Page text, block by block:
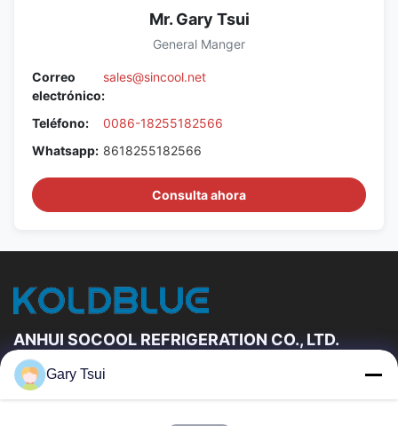
Mr. Gary Tsui
General Manger
Correo
electrónico:
sales@sincool.net
Teléfono:
0086-18255182566
Whatsapp: 8618255182566
Consulta ahora
ANHUI SOCOOL REFRIGERATION CO., LTD.
Vínculos Rápidos
Gary Tsui